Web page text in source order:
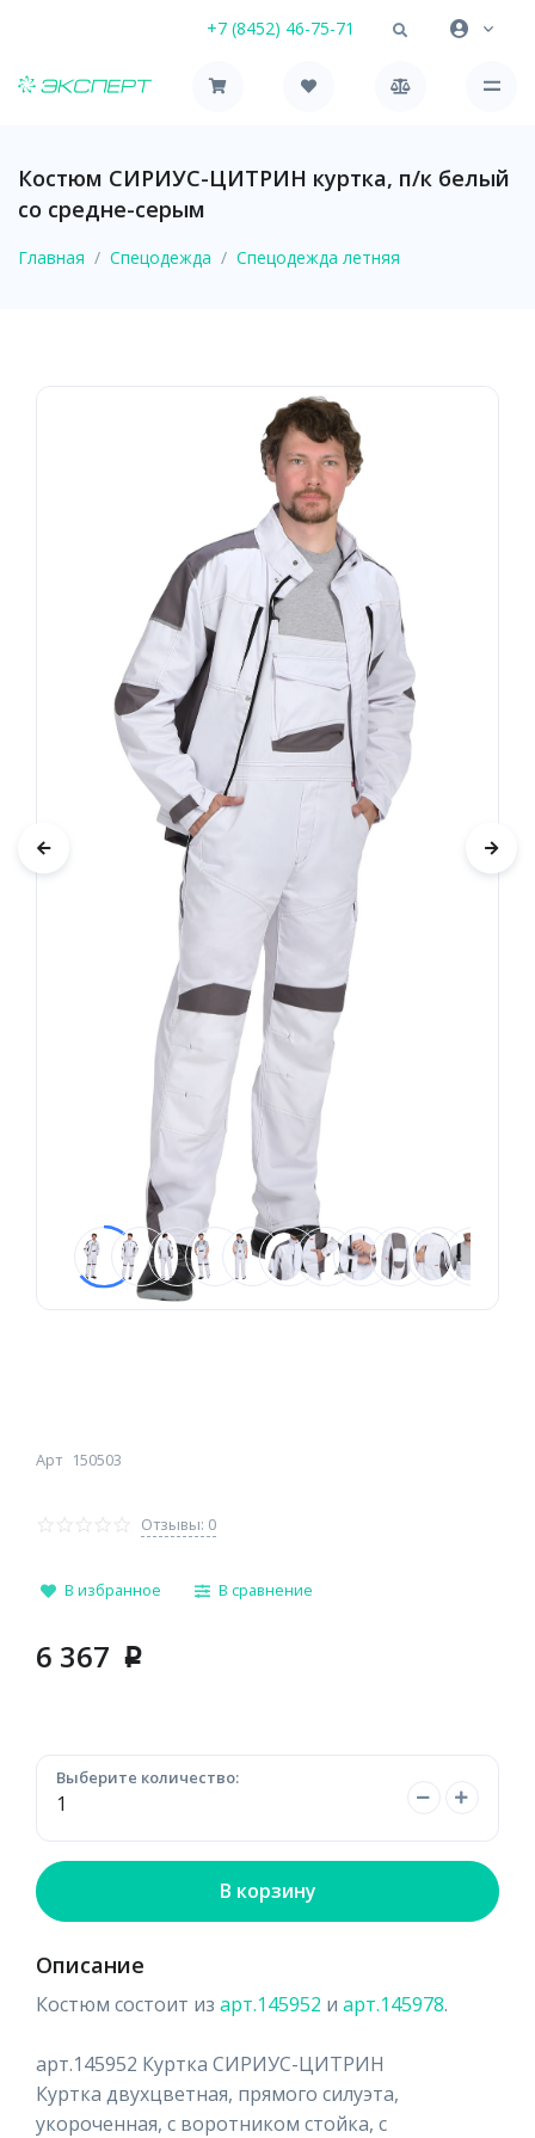
+7 (8452) 46-75-71
Костюм СИРИУС-ЦИТРИН куртка, п/к белый
со средне-серым
Главная Спецодежда Спецодежда летняя
Арт 150503
Отзывы: 0
В избранное В сравнение
6 367 p
Выберите количество:
В корзину
Описание
Костюм состоит из арт.145952 и арт.145978.
арт.145952 Куртка СИРИУС-ЦИТРИН
Куртка двухцветная, прямого силуэта,
укороченная, с воротником стойка, с